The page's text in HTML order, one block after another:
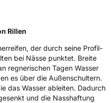
Rillen
der durch seine Profil-
bei Nässe punktet. Breite
regnerischen Tagen Wasser
es über die Außenschultern.
das Wasser ableiten. Dadurch
und die Nasshaftung